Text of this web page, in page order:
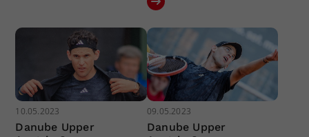
10.05.2023
Danube Upper
09.05.2023
Danube Upper